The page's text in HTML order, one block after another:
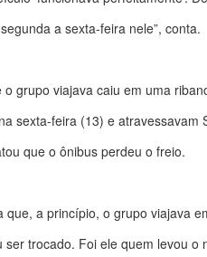
a sexta-feira nele”, conta.
o grupo viajava caiu em uma
sexta-feira (13) e
que o ônibus perdeu o freio.
que, a princípio, o grupo viajava
ser trocado. Foi ele quem levou